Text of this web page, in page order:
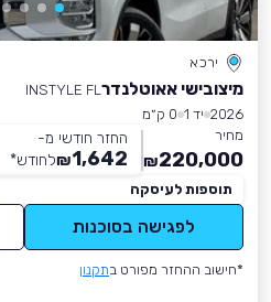
ירכא
מיצובישי אאוטלנדר INSTYLE FL
2026 יד 1
0 ק״מ
מחיר
220,000
₪
החזר חודשי מ-
1,642
₪לחודש*
תוספות לעיסקה
לפגישה בסוכנות
*חישוב ההחזר מפורט בתקנון